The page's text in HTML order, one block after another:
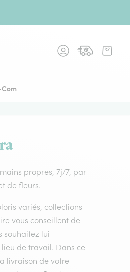
propres, 7j/7, par
de fleurs.
variés, collections
vous conseillent de
souhaitez lui
de travail. Dans ce
livraison de votre